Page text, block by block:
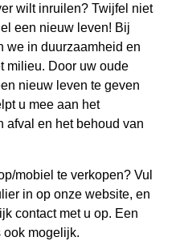
wilt inruilen? Twijfel niet
een nieuw leven! Bij
we in duurzaamheid en
milieu. Door uw oude
nieuw leven te geven
u mee aan het
afval en het behoud van
mobiel te verkopen? Vul
in op onze website, en
contact met u op. Een
ook mogelijk.